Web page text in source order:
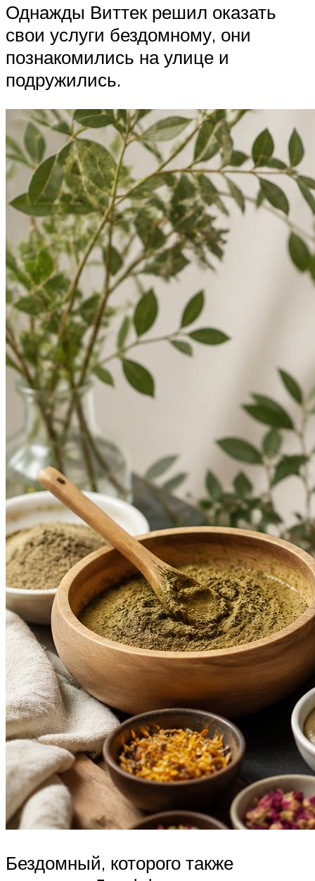
Однажды Виттек решил оказать
свои услуги бездомному, они
познакомились на улице и
подружились.
Бездомный, которого также